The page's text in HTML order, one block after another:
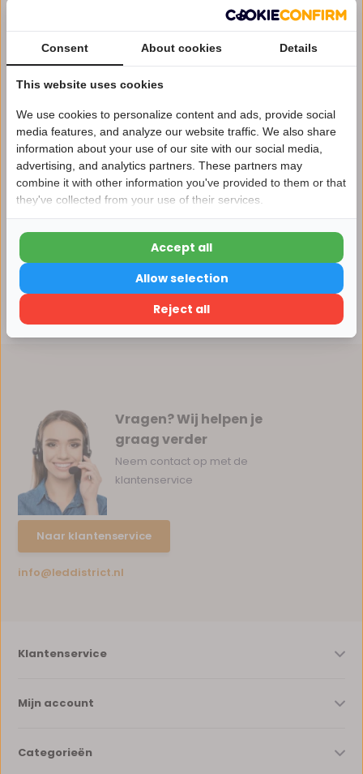
1 tot 10 jaar garantie op verlichting
Afhalen in ons magazijn direct mogelijk
Vergelijk
Productomschrijving
Reviews
Vragen? Wij helpen je
graag verder
Neem contact op met de
klantenservice
Naar klantenservice
info@leddistrict.nl
Klantenservice
Mijn account
Categorieën
Nu 15% korting
15korting
15% korting
Verder winkelen
Consent About cookies Details
This website uses cookies
We use cookies to personalize content and ads, provide social
media features, and analyze our website traffic. We also share
information about your use of our site with our social media,
advertising, and analytics partners. These partners may
combine it with other information you've provided to them or that
they've collected from your use of their services.
Reject all
Allow selection
Accept all